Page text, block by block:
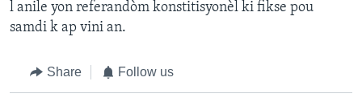
l anile yon referandòm konstitisyonèl ki fikse pou
samdi k ap vini an.
Share Follow us